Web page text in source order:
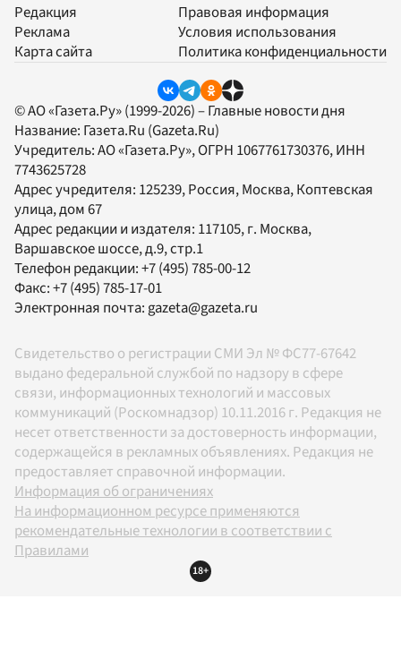
Редакция
Реклама
Карта сайта
Правовая информация
Условия использования
Политика конфиденциальности
© АО «Газета.Ру» (1999-2026) – Главные новости дня
Название: Газета.Ru (Gazeta.Ru)
Учредитель:АО «Газета.Ру», ОГРН 1067761730376, ИНН
7743625728
Адрес учредителя: 125239, Россия, Москва, Коптевская
улица, дом 67
Адрес редакции и издателя: 117105, г. Москва,
Варшавское шоссе, д.9, стр.1
Телефон редакции:+7 (495) 785-00-12
Факс:+7 (495) 785-17-01
Электронная почта: gazeta@gazeta.ru
Свидетельство о регистрации СМИ Эл № ФС77-67642
выдано федеральной службой по надзору в сфере
связи, информационных технологий и массовых
коммуникаций (Роскомнадзор) 10.11.2016 г. Редакция не
несет ответственности за достоверность информации,
содержащейся в рекламных объявлениях. Редакция не
предоставляет справочной информации.
Информация об ограничениях
На информационном ресурсе применяются
рекомендательные технологии в соответствии с
Правилами
18+